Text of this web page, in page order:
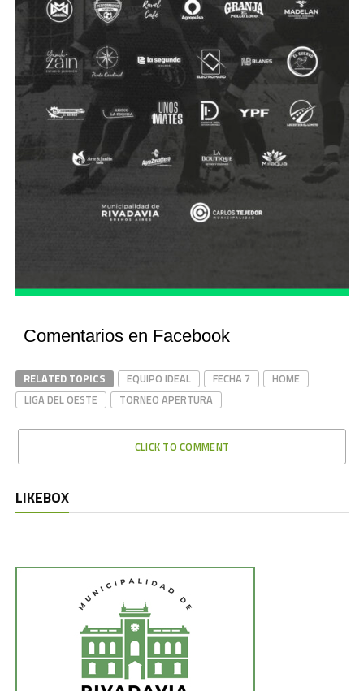
Comentarios en Facebook
RELATED TOPICS EQUIPO IDEAL FECHA 7
HOME
LIGA DEL OESTE
TORNEO APERTURA
CLICK TO COMMENT
LIKEBOX